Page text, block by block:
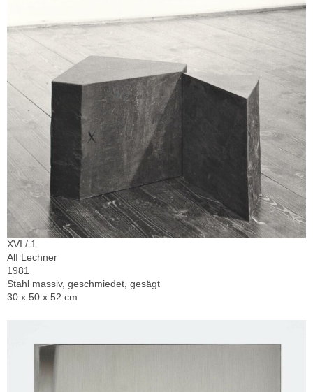
XVI / 1
Alf Lechner
1981
Stahl massiv, geschmiedet, gesägt
30 x 50 x 52 cm